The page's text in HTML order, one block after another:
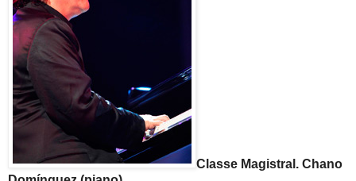
Classe Magistral. Chano